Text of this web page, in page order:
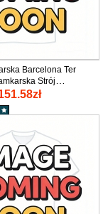
Barcelona Ter
Strój
dzieci 2025-26 tanio
Krótkie spodenki)